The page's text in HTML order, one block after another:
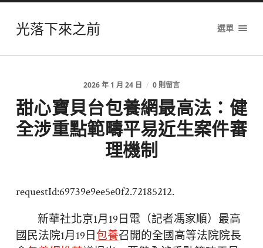
光落下來之前 選單
2026 年 1 月 24 日 / 0 則留言
甜心寶貝台包養網最高法：健
全涉重點範疇平易近生案件審
理機制
requestId:69739e9ee5e0f2.72185212.
新華社北京1月19日電（記者馮家順）最高
國民法院1月19日 包養召開的全國高等法院院長